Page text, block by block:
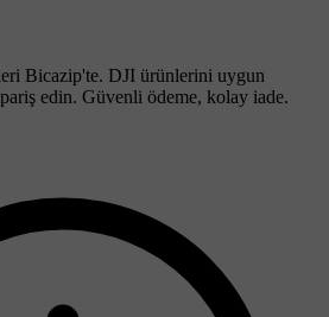
Bicazip'te. DJI ürünlerini uygun
edin. Güvenli ödeme, kolay iade.